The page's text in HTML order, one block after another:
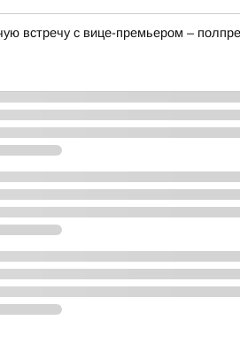
встречу с вице-премьером –